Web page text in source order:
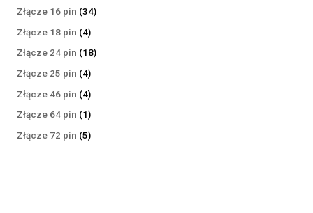
produkty
Złącze 16 pin 3434
Złącze 18 pin 44
produkty
Złącze 24 pin 1818
Złącze 25 pin 44
produkty
Złącze 46 pin 44
produkty
Złącze 64 pin 11
produkt
Złącze 72 pin 55